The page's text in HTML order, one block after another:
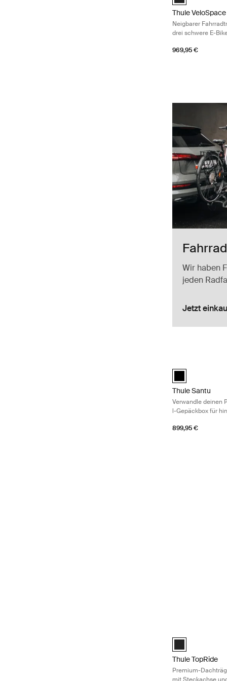
Thule
Neigbarer
drei schwere E-
969,95 €
Wir haben
jeden
Jetzt
Thule Santu
Thule Santu
Thule Santu
Verwandle deinen
l-Gepäckbox für
899,95 €
Thule TopRide
Thule TopRide
Premium-